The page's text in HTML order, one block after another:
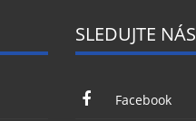
SLEDUJTE NÁS
Facebook